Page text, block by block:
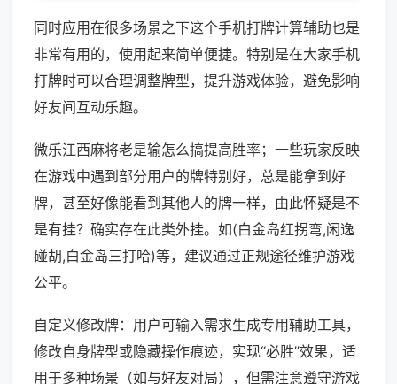
同时应用在很多场景之下这个手机打牌计算辅助也是
非常有用的，使用起来简单便捷。特别是在大家手机
打牌时可以合理调整牌型，提升游戏体验，避免影响
好友间互动乐趣。
微乐江西麻将老是输怎么搞提高胜率；一些玩家反映
在游戏中遇到部分用户的牌特别好，总是能拿到好
牌，甚至好像能看到其他人的牌一样，由此怀疑是不
是有挂？确实存在此类外挂。如(白金岛红拐弯,闲逸
碰胡,白金岛三打哈)等，建议通过正规途径维护游戏
公平。
自定义修改牌：用户可输入需求生成专用辅助工具，
修改自身牌型或隐藏操作痕迹，实现“必胜”效果，适
用于多种场景（如与好友对局），但需注意遵守游戏